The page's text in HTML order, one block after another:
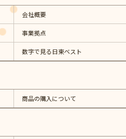
会社概要
事業拠点
数字で見る日東ベスト
商品の購入について